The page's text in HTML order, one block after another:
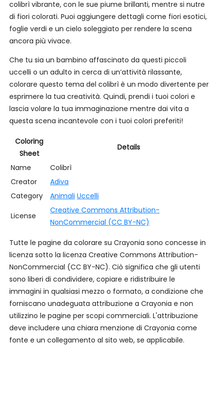
colibrì vibrante, con le sue piume brillanti, mentre si nutre
di fiori colorati. Puoi aggiungere dettagli come fiori esotici,
foglie verdi e un cielo soleggiato per rendere la scena
ancora più vivace.
Che tu sia un bambino affascinato da questi piccoli
uccelli o un adulto in cerca di un’attività rilassante,
colorare questo tema del colibrì è un modo divertente per
esprimere la tua creatività. Quindi, prendi i tuoi colori e
lascia volare la tua immaginazione mentre dai vita a
questa scena incantevole con i tuoi colori preferiti!
Coloring
Sheet
Details
Name
Colibrì
Creator
Adiva
Category
Animali Uccelli
License
Creative Commons Attribution-
NonCommercial (CC BY-NC)
Tutte le pagine da colorare su Crayonia sono concesse in
licenza sotto la licenza Creative Commons Attribution-
NonCommercial (CC BY-NC). Ciò significa che gli utenti
sono liberi di condividere, copiare e ridistribuire le
immagini in qualsiasi mezzo o formato, a condizione che
forniscano unadeguata attribuzione a Crayonia e non
utilizzino le pagine per scopi commerciali. L'attribuzione
deve includere una chiara menzione di Crayonia come
fonte e un collegamento al sito web, se applicabile.